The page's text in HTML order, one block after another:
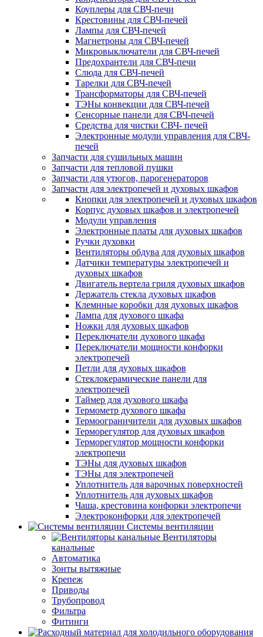
Коуплеры для СВЧ-печи
Крестовины для СВЧ-печей
Лампы для СВЧ-печей
Магнетроны для СВЧ-печей
Микровыключатели для СВЧ-печей
Предохрантели для СВЧ-печи
Слюда для СВЧ-печей
Тарелки для СВЧ-печей
Трансформаторы для СВЧ-печей
ТЭНы конвекции для СВЧ-печей
Сенсорные панели для СВЧ-печей
Средства для чистки СВЧ- печей
Электронные модули управления для СВЧ-
печей
Запчасти для сушильных машин
Запчасти для тепловой пушки
Запчасти для утюгов, парогенераторов
Запчасти для электропечей и духовых шкафов
Кнопки для электропечей и духовых шкафов
Корпус духовых шкафов и электропечей
Модули управления
Электронные платы для духовых шкафов
Ручки духовки
Вентиляторы обдува для духовых шкафов
Датчики температуры электропечей и
духовых шкафов
Двигатель вертела гриля духовых шкафов
Держатель стекла духовых шкафов
Клемнные коробки для духовых шкафов
Лампа для духового шкафа
Ножки для духовых шкафов
Переключатели духового шкафа
Переключатели мощности конфорки
электропечей
Петли для духовых шкафов
Стеклокерамические панели для
электропечей
Таймер для духового шкафа
Термометр духового шкафа
Термоограничители для духовых шкафов
Терморегулятор для духовых шкафов
Терморегулятор мощности конфорки
электропечи
ТЭНы для духовых шкафов
ТЭНы для электропечей
Уплотнитель для варочных поверхностей
Уплотнитель для духовых шкафов
Чаша, крестовина конфорки электропечи
Электроконфорки для электропечей
Системы вентиляции
Вентиляторы
канальные
Автоматика
Зонты вытяжные
Крепеж
Приводы
Трубопровод
Фильтра
Фитинги